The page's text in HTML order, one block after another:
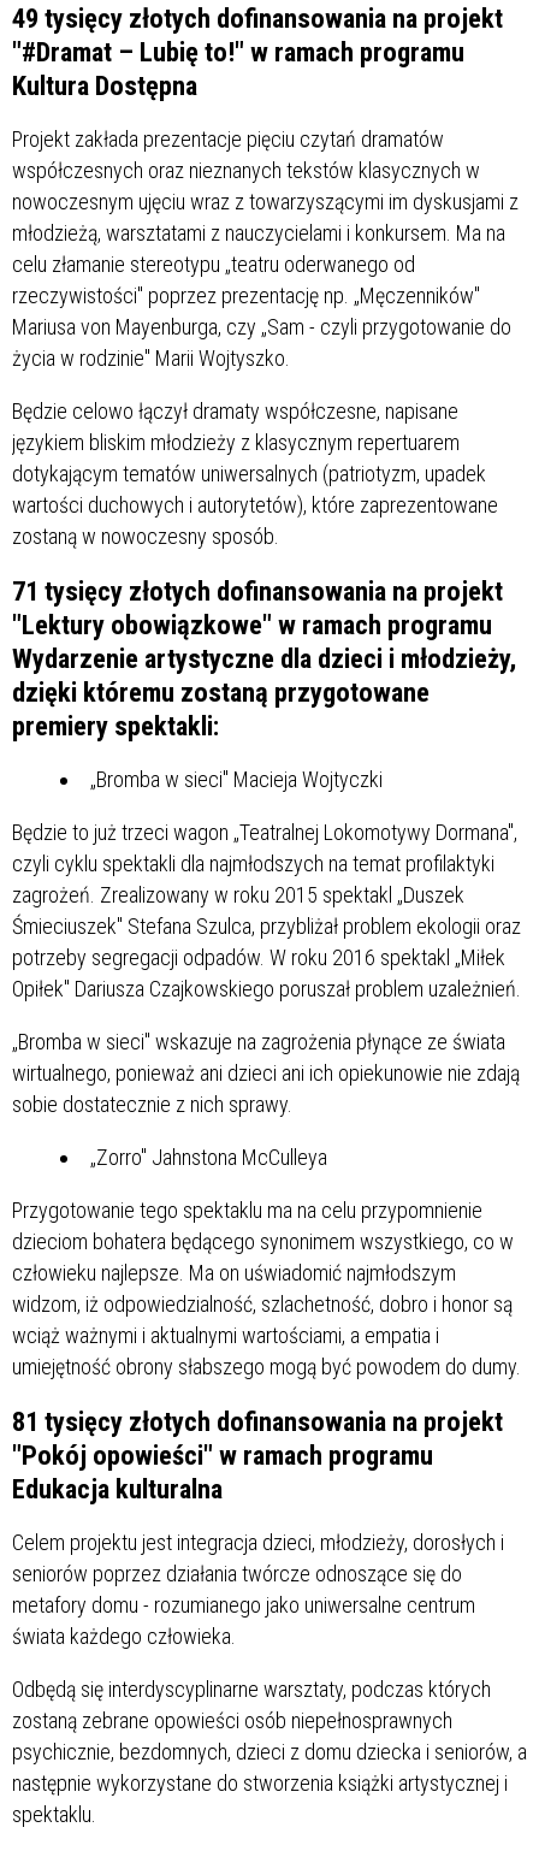
49 tysięcy złotych dofinansowania na projekt
"#Dramat – Lubię to!" w ramach programu
Kultura Dostępna
Projekt zakłada prezentacje pięciu czytań dramatów
współczesnych oraz nieznanych tekstów klasycznych w
nowoczesnym ujęciu wraz z towarzyszącymi im dyskusjami z
młodzieżą, warsztatami z nauczycielami i konkursem. Ma na
celu złamanie stereotypu „teatru oderwanego od
rzeczywistości" poprzez prezentację np. „Męczenników"
Mariusa von Mayenburga, czy „Sam - czyli przygotowanie do
życia w rodzinie" Marii Wojtyszko.
Będzie celowo łączył dramaty współczesne, napisane
językiem bliskim młodzieży z klasycznym repertuarem
dotykającym tematów uniwersalnych (patriotyzm, upadek
wartości duchowych i autorytetów), które zaprezentowane
zostaną w nowoczesny sposób.
71 tysięcy złotych dofinansowania na projekt
"Lektury obowiązkowe" w ramach programu
Wydarzenie artystyczne dla dzieci i młodzieży,
dzięki któremu zostaną przygotowane
premiery spektakli:
„Bromba w sieci" Macieja Wojtyczki
Będzie to już trzeci wagon „Teatralnej Lokomotywy Dormana",
czyli cyklu spektakli dla najmłodszych na temat profilaktyki
zagrożeń. Zrealizowany w roku 2015 spektakl „Duszek
Śmieciuszek" Stefana Szulca, przybliżał problem ekologii oraz
potrzeby segregacji odpadów. W roku 2016 spektakl „Miłek
Opiłek" Dariusza Czajkowskiego poruszał problem uzależnień.
„Bromba w sieci" wskazuje na zagrożenia płynące ze świata
wirtualnego, ponieważ ani dzieci ani ich opiekunowie nie zdają
sobie dostatecznie z nich sprawy.
„Zorro" Jahnstona McCulleya
Przygotowanie tego spektaklu ma na celu przypomnienie
dzieciom bohatera będącego synonimem wszystkiego, co w
człowieku najlepsze. Ma on uświadomić najmłodszym
widzom, iż odpowiedzialność, szlachetność, dobro i honor są
wciąż ważnymi i aktualnymi wartościami, a empatia i
umiejętność obrony słabszego mogą być powodem do dumy.
81 tysięcy złotych dofinansowania na projekt
"Pokój opowieści" w ramach programu
Edukacja kulturalna
Celem projektu jest integracja dzieci, młodzieży, dorosłych i
seniorów poprzez działania twórcze odnoszące się do
metafory domu - rozumianego jako uniwersalne centrum
świata każdego człowieka.
Odbędą się interdyscyplinarne warsztaty, podczas których
zostaną zebrane opowieści osób niepełnosprawnych
psychicznie, bezdomnych, dzieci z domu dziecka i seniorów, a
następnie wykorzystane do stworzenia książki artystycznej i
spektaklu.